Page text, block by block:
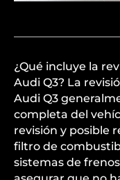
¿Qué incluye la
Audi Q3? La
Audi Q3
completa del
revisión y posible
filtro de
sistemas de